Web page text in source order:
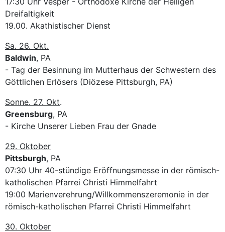
Dreifaltigkeit
19.00. Akathistischer Dienst
Sa. 26. Okt.
Baldwin, PA
- Tag der Besinnung im Mutterhaus der Schwestern des
Göttlichen Erlösers (Diözese Pittsburgh, PA)
Sonne. 27. Okt.
Greensburg, PA
- Kirche Unserer Lieben Frau der Gnade
29. Oktober
Pittsburgh, PA
07:30 Uhr 40-stündige Eröffnungsmesse in der römisch-
katholischen Pfarrei Christi Himmelfahrt
19:00 Marienverehrung/Willkommenszeremonie in der
römisch-katholischen Pfarrei Christi Himmelfahrt
30. Oktober